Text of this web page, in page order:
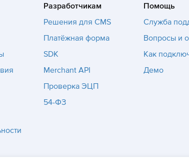
Разработчикам
Решения для CMS
Платёжная форма
SDK
Merchant API
Проверка ЭЦП
54-ФЗ
Помощь
Служба
Вопросы и
Как
Демо